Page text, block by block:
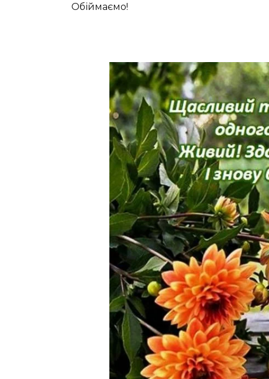
Обіймаємо!